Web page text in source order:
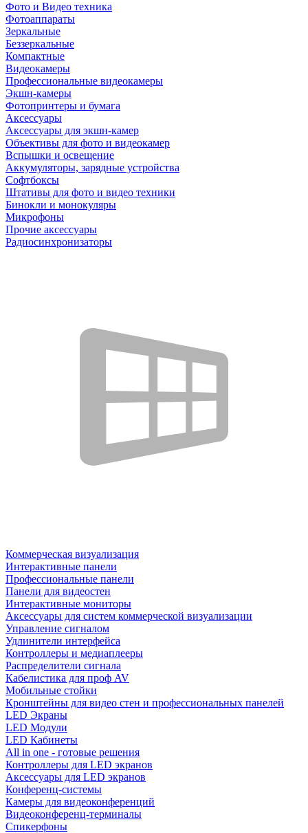
Фото и Видео техника
Фотоаппараты
Зеркальные
Беззеркальные
Компактные
Видеокамеры
Профессиональные видеокамеры
Экшн-камеры
Фотопринтеры и бумага
Аксессуары
Аксессуары для экшн-камер
Объективы для фото и видеокамер
Вспышки и освещение
Аккумуляторы, зарядные устройства
Софтбоксы
Штативы для фото и видео техники
Бинокли и монокуляры
Микрофоны
Прочие аксессуары
Радиосинхронизаторы
Коммерческая визуализация
Интерактивные панели
Профессиональные панели
Панели для видеостен
Интерактивные мониторы
Аксессуары для систем коммерческой визуализации
Управление сигналом
Удлинители интерфейса
Контроллеры и медиаплееры
Распределители сигнала
Кабелистика для проф AV
Мобильные стойки
Кронштейны для видео стен и профессиональных панелей
LED Экраны
LED Модули
LED Кабинеты
All in one - готовые решения
Контроллеры для LED экранов
Аксессуары для LED экранов
Конференц-системы
Камеры для видеоконференций
Видеоконференц-терминалы
Спикерфоны